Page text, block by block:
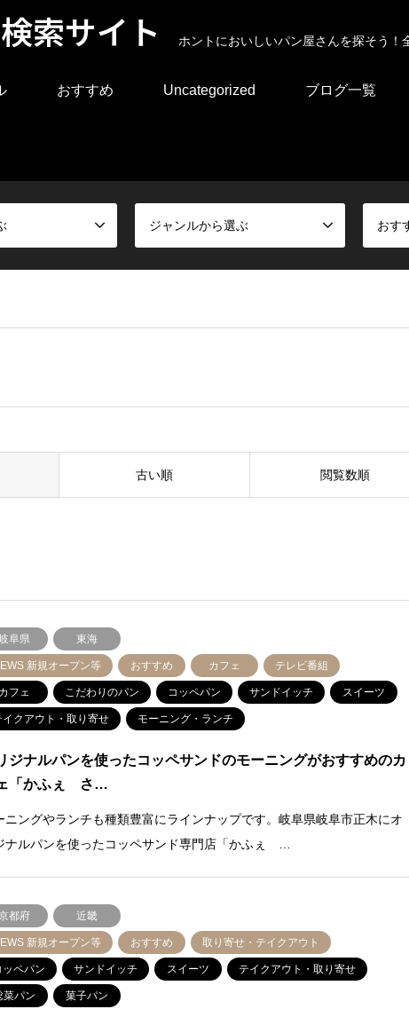
索サイト ホントにおいしいパン屋さんを探そう
おすすめ Uncategorized ブログ一覧
ジャンルから選ぶ おす
古い順 閲覧数順
阜県 東海
新規オープン等 おすすめ カフェ テレビ番組
カフェ こだわりのパン コッペパン サンドイッチ スイーツ
イクアウト・取り寄せ モーニング・ランチ
ジナルパンを使ったコッペサンドのモーニングがおすすめのカ
「かふぇ さ…
ニングやランチも種類豊富にラインナップです。岐阜県岐阜市正木にオ
ナルパンを使ったコッペサンド専門店「かふぇ …
都府 近畿
新規オープン等 おすすめ 取り寄せ・テイクアウト
ッペパン サンドイッチ スイーツ テイクアウト・取り寄せ
菜パン 菓子パン